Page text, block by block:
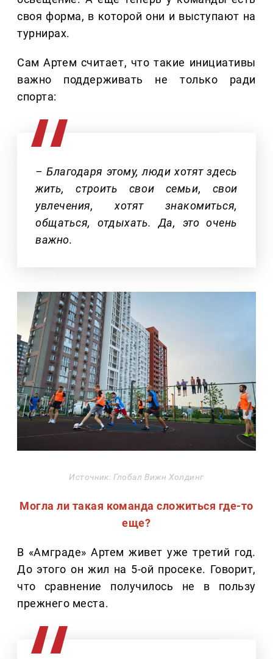
своя форма, в которой они и выступают на
турнирах.
Сам Артем считает, что такие инициативы
важно поддерживать не только ради
спорта:
– Благодаря этому, люди хотят здесь
жить, строить свои семьи, свои
увлечения, хотят знакомиться,
общаться, отдыхать. Да, это очень
важно.
Источник: Глобал Вижн Холдинг
Могла ли такая команда сложиться где-то
еще?
В «Амграде» Артем живет уже третий год.
До этого он жил на 5-ой просеке. Говорит,
что сравнение получилось не в пользу
прежнего места.